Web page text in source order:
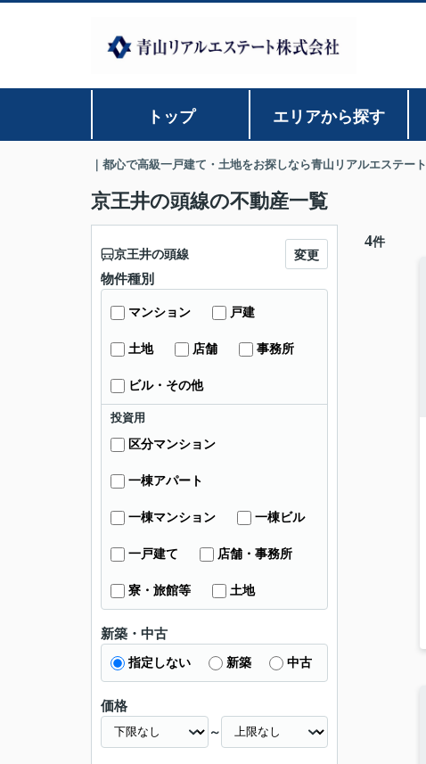
トップ エリアから探す
｜都心で高級一戸建て・土地をお探しなら青山リアルエステート
京王井の頭線の不動産一覧
4件
京王井の頭線 変更
物件種別
マンション 戸建
土地 店舗 事務所
ビル・その他
投資用
区分マンション
一棟アパート
一棟マンション 一棟ビル
一戸建て 店舗・事務所
寮・旅館等 土地
新築・中古
指定しない 新築 中古
価格
～